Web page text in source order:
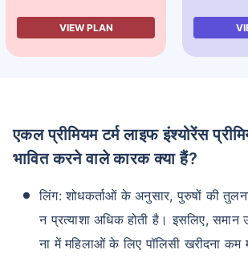
VIEW PLAN
एकल प्रीमियम टर्म लाइफ इंश्योरेंस प्रीमियम गणना को प्र
भावित करने वाले कारक क्या हैं?
लिंग: शोधकर्ताओं के अनुसार, पुरुषों की
न प्रत्याशा अधिक होती है। इसलिए,
ना में महिलाओं के लिए पॉलिसी खरीदना कम